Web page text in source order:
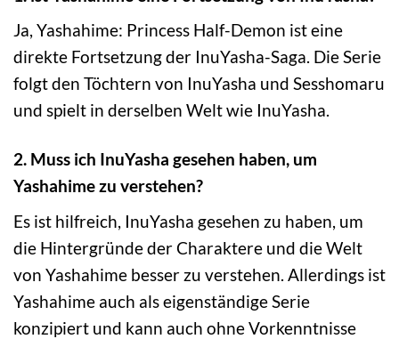
Ja, Yashahime: Princess Half-Demon ist eine
direkte Fortsetzung der InuYasha-Saga. Die Serie
folgt den Töchtern von InuYasha und Sesshomaru
und spielt in derselben Welt wie InuYasha.
2. Muss ich InuYasha gesehen haben, um
Yashahime zu verstehen?
Es ist hilfreich, InuYasha gesehen zu haben, um
die Hintergründe der Charaktere und die Welt
von Yashahime besser zu verstehen. Allerdings ist
Yashahime auch als eigenständige Serie
konzipiert und kann auch ohne Vorkenntnisse